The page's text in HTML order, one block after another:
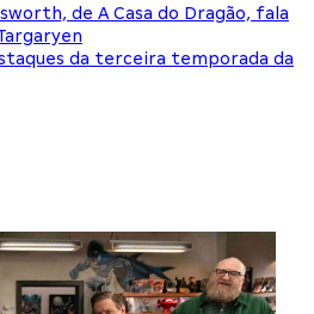
de A Casa do Dragão, fala
da terceira temporada da